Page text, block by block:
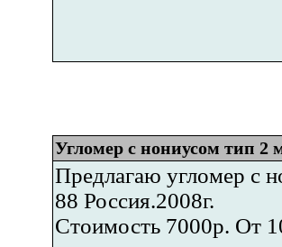
Угломер с нониусом тип 2
Предлагаю угломер с
88 Россия.2008г.
Стоимость 7000р. От